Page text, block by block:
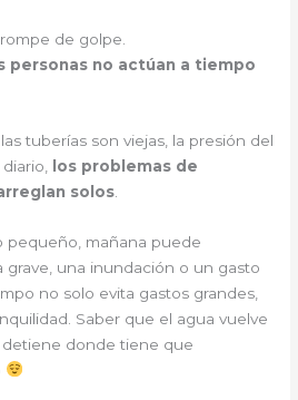
de golpe.
personas no actúan a tiempo
las tuberías son viejas, la presión del
los problemas de
solos
pequeño, mañana puede
grave, una inundación o un gasto
no solo evita gastos grandes,
Saber que el agua vuelve
donde tiene que